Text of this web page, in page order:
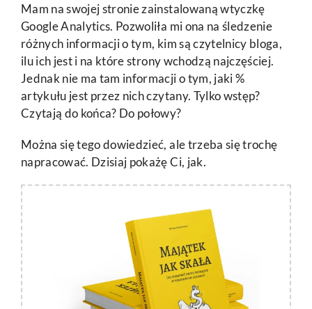
Mam na swojej stronie zainstalowaną wtyczkę
Google Analytics. Pozwoliła mi ona na śledzenie
różnych informacji o tym, kim są czytelnicy bloga,
ilu ich jest i na które strony wchodzą najczęściej.
Jednak nie ma tam informacji o tym, jaki %
artykułu jest przez nich czytany. Tylko wstęp?
Czytają do końca? Do połowy?
Można się tego dowiedzieć, ale trzeba się trochę
napracować. Dzisiaj pokażę Ci, jak.